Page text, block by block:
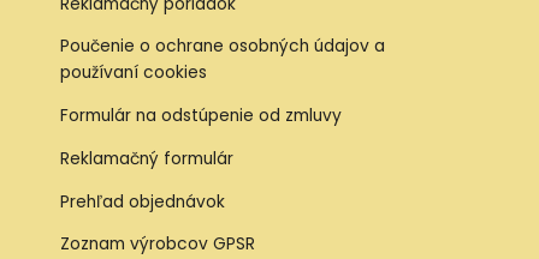
Poučenie o ochrane osobných údajov a
používaní cookies
Formulár na odstúpenie od zmluvy
Reklamačný formulár
Prehľad objednávok
Zoznam výrobcov GPSR